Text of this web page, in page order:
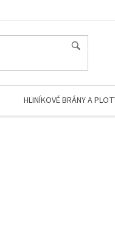
HLINÍKOVÉ BRÁNY A